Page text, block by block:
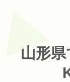
山形